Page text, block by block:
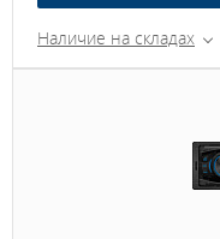
Наличие на складах